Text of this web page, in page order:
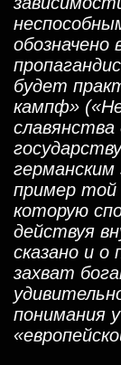
обозначено
будет
кампф»
славянства
пример той
которую
действуя
сказано и о
захват
понимания